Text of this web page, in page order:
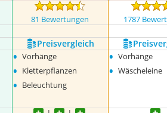
81 Bewertungen 1787
Preis­vergleich
• Vorhänge
• Kletterpflanzen
• Beleuchtung
• Vorhänge
• Wäscheleine